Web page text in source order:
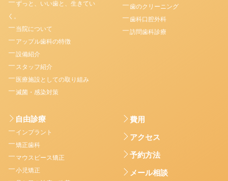
ずっと、いい歯と、生きてい
く。
当院について
アップル歯科の特徴
設備紹介
スタッフ紹介
医療施設としての取り組み
滅菌・感染対策
歯のクリーニング
歯科口腔外科
訪問歯科診療
自由診療
インプラント
矯正歯科
マウスピース矯正
小児矯正
費用
アクセス
予約方法
メール相談